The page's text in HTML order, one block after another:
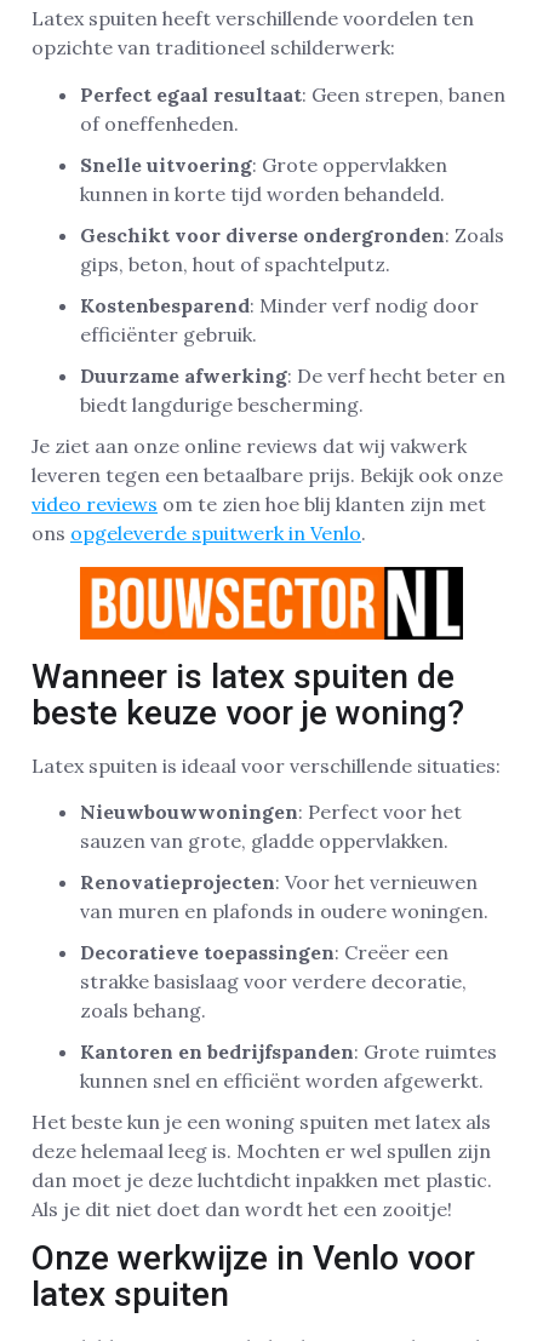
Latex spuiten heeft verschillende voordelen ten
opzichte van traditioneel schilderwerk:
Perfect egaal resultaat: Geen strepen, banen
of oneffenheden.
Snelle uitvoering: Grote oppervlakken
kunnen in korte tijd worden behandeld.
Geschikt voor diverse ondergronden: Zoals
gips, beton, hout of spachtelputz.
Kostenbesparend: Minder verf nodig door
efficiënter gebruik.
Duurzame afwerking: De verf hecht beter en
biedt langdurige bescherming.
Je ziet aan onze online reviews dat wij vakwerk
leveren tegen een betaalbare prijs. Bekijk ook onze
video reviews om te zien hoe blij klanten zijn met
ons opgeleverde spuitwerk in Venlo.
Wanneer is latex spuiten de
beste keuze voor je woning?
Latex spuiten is ideaal voor verschillende situaties:
Nieuwbouwwoningen: Perfect voor het
sauzen van grote, gladde oppervlakken.
Renovatieprojecten: Voor het vernieuwen
van muren en plafonds in oudere woningen.
Decoratieve toepassingen: Creëer een
strakke basislaag voor verdere decoratie,
zoals behang.
Kantoren en bedrijfspanden: Grote ruimtes
kunnen snel en efficiënt worden afgewerkt.
Het beste kun je een woning spuiten met latex als
deze helemaal leeg is. Mochten er wel spullen zijn
dan moet je deze luchtdicht inpakken met plastic.
Als je dit niet doet dan wordt het een zooitje!
Onze werkwijze in Venlo voor
latex spuiten